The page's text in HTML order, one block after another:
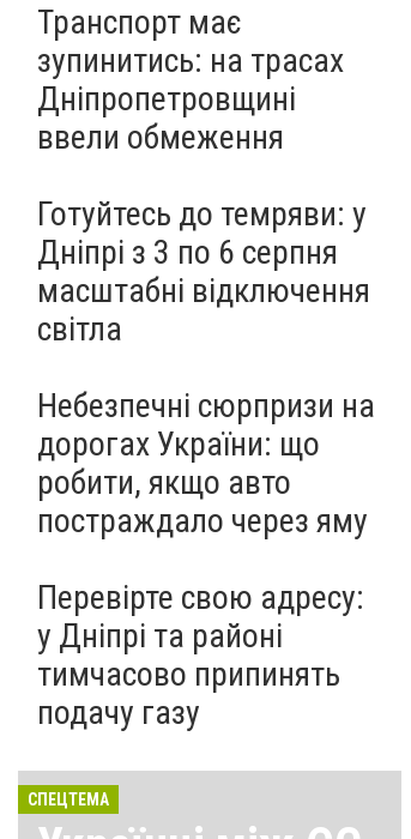
Транспорт має
зупинитись: на трасах
Дніпропетровщині
ввели обмеження
Готуйтесь до темряви: у
Дніпрі з 3 по 6 серпня
масштабні відключення
світла
Небезпечні сюрпризи на
дорогах України: що
робити, якщо авто
постраждало через яму
Перевірте свою адресу:
у Дніпрі та районі
тимчасово припинять
подачу газу
СПЕЦТЕМА